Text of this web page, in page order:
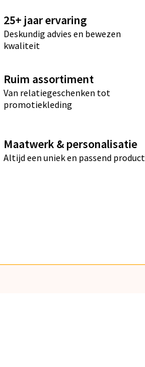
25+ jaar ervaring
Deskundig advies en bewezen
kwaliteit
Ruim assortiment
Van relatiegeschenken tot
promotiekleding
Maatwerk & personalisatie
Altijd een uniek en passend product